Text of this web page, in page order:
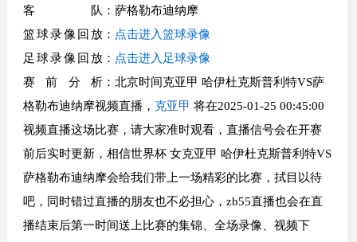
客队 ：萨格勒布迪纳摩
篮球录像回放： 点击进入篮球录像
足球录像回放： 点击进入足球录像
赛前分析：北京时间克亚甲 哈伊杜克斯普利特VS萨
格勒布迪纳摩视频直播， 克亚甲 将在2025-01-25 00:45:00
视频直播这场比赛，请大家准时观看，直播信号会在开赛
前后实时更新，相信世界杯 女克亚甲 哈伊杜克斯普利特VS
萨格勒布迪纳摩会给我们带上一场精彩的比赛，拭目以待
吧，同时错过直播的朋友也不必担心，zb55直播也会在直
播结束后第一时间送上比赛的集锦、全场录像、视频下